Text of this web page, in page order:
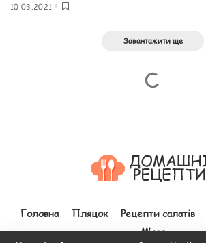
10.03.2021
Завантажити ще
Головна Пляцок Рецепти салатів
М’ясо